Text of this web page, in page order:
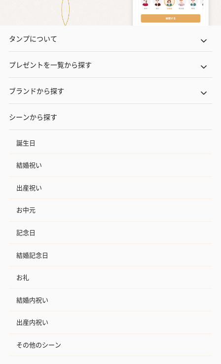
タンプについて
プレゼントを一覧から探す
ブランドから探す
シーンから探す
誕生日
結婚祝い
出産祝い
お中元
記念日
結婚記念日
お礼
結婚内祝い
出産内祝い
その他のシーン